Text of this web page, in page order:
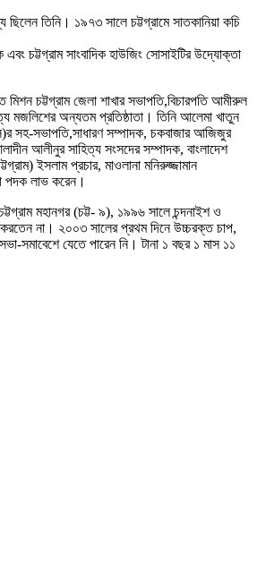
তিনি। ১৯৭৩ সালে চট্টগ্রামে সাতকানিয়া কচি
চট্টগ্রাম সাংবাদিক হাউজিং সোসাইটির উদ্যোক্তা
মিশন চট্টগ্রাম জেলা শাখার সভাপতি,বিচারপতি আমীরুল
মজলিশের অন্যতম প্রতিষ্ঠাতা। তিনি আলেমা খাতুন
সহ-সভাপতি,সাধারণ সম্পাদক, চকবাজার আজিজুর
আলীনুর সাহিত্য সংসদের সম্পাদক, বাংলাদেশ
ইসলাম প্রচার, মাওলানা মনিরুজ্জামান
পদক লাভ করেন।
মহানগর (চট্ট- ৯), ১৯৯৬ সালে চন্দনাইশ ও
করতেন না। ২০০৩ সালের প্রথম দিনে উচ্চরক্ত চাপ,
সমাবেশে যেতে পারেন নি। টানা ১ বছর ১ মাস ১১